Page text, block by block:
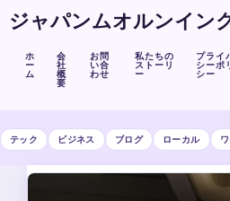
ジャパンムオルンイン
ホ
ー
ム
会
社
概
要
お問
い合
わせ
私たちの
ストーリ
ー
プライ
シーポ
シー
テック ビジネス ブログ ローカル